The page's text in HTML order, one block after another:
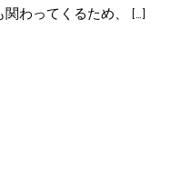
わってくるため、 […]